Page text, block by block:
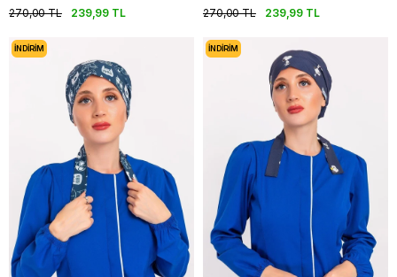
239,99 TL
270,00 TL 239,99 TL
270,00 TL
İNDIRIM İNDIRIM